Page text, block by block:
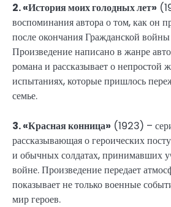
2. «История моих голодных лет»
воспоминания автора о том, как он
после окончания Гражданской
Произведение написано в жанре
романа и рассказывает о непростой
испытаниях, которые пришлось
семье.
3. «Красная конница» (1923) –
рассказывающая о героических
и обычных солдатах, принимавших
войне. Произведение передает
показывает не только военные
мир героев.